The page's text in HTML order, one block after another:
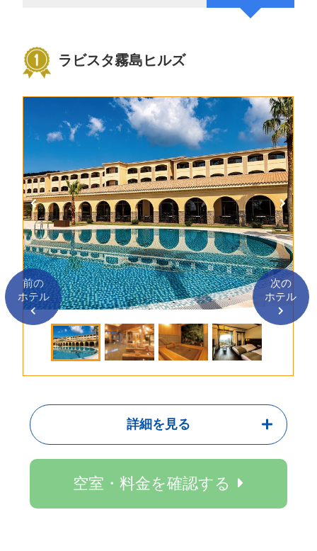
前の
ホテル
ラビスタ霧島ヒルズ
詳細を見る
空室・料金を確認する
次の
ホテル